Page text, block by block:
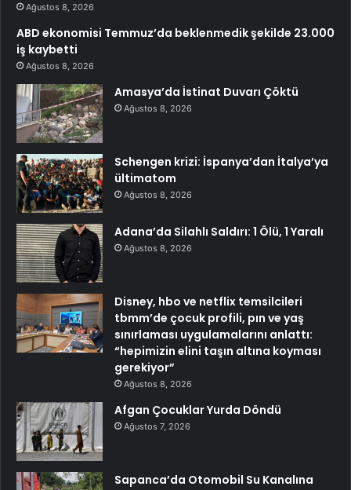
Ağustos 8, 2026
ABD ekonomisi Temmuz’da beklenmedik şekilde 23.000
iş kaybetti
Ağustos 8, 2026
Amasya’da İstinat Duvarı Çöktü
Ağustos 8, 2026
Schengen krizi: İspanya’dan İtalya’ya
ültimatom
Ağustos 8, 2026
Adana’da Silahlı Saldırı: 1 Ölü, 1 Yaralı
Ağustos 8, 2026
Disney, hbo ve netflix temsilcileri
tbmm’de çocuk profili, pın ve yaş
sınırlaması uygulamalarını anlattı:
“hepimizin elini taşın altına koyması
gerekiyor”
Ağustos 8, 2026
Afgan Çocuklar Yurda Döndü
Ağustos 7, 2026
Sapanca’da Otomobil Su Kanalına